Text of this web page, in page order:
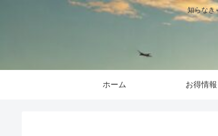
知らなき
ホーム お得情報